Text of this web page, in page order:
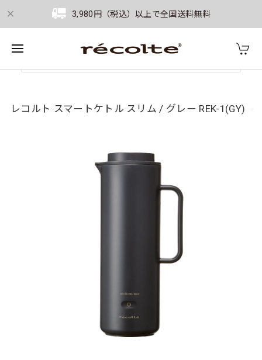
3,980円（税込）以上で全国送料無料
レコルト スマートケトル スリム / グレー REK-1(GY)